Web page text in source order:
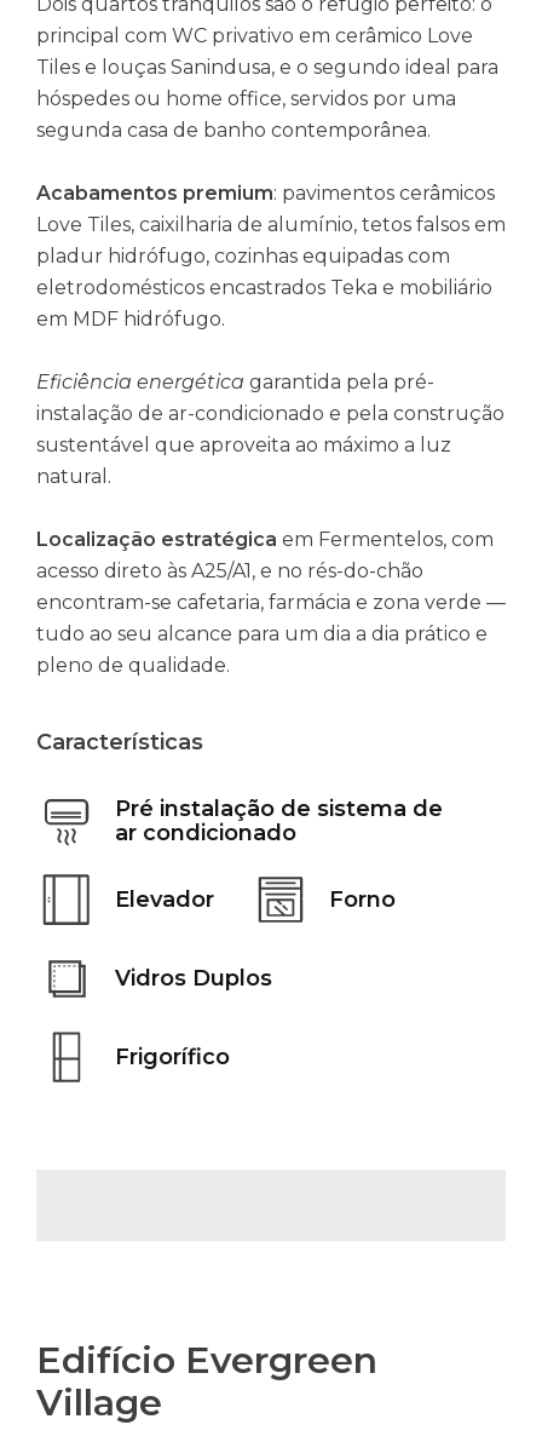
principal com WC privativo em cerâmico Love
Tiles e louças Sanindusa, e o segundo ideal para
hóspedes ou home office, servidos por uma
segunda casa de banho contemporânea.
Acabamentos premium: pavimentos cerâmicos
Love Tiles, caixilharia de alumínio, tetos falsos em
pladur hidrófugo, cozinhas equipadas com
eletrodomésticos encastrados Teka e mobiliário
em MDF hidrófugo.
Eficiência energética garantida pela pré-
instalação de ar-condicionado e pela construção
sustentável que aproveita ao máximo a luz
natural.
Localização estratégica em Fermentelos, com
acesso direto às A25/A1, e no rés-do-chão
encontram-se cafetaria, farmácia e zona verde —
tudo ao seu alcance para um dia a dia prático e
pleno de qualidade.
Características
Pré instalação de sistema de
ar condicionado
Elevador Forno
Vidros Duplos
Frigorífico
Edifício Evergreen
Village